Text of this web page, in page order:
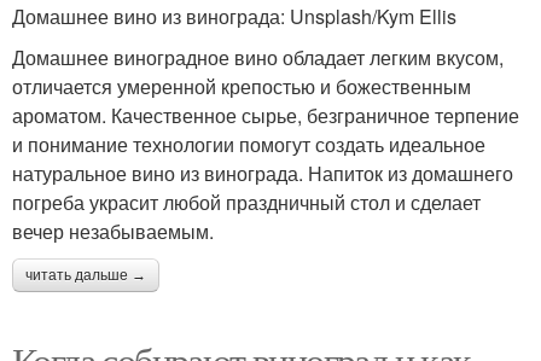
Домашнее вино из винограда: Unsplash/Kym Ellis
Домашнее виноградное вино обладает легким вкусом,
отличается умеренной крепостью и божественным
ароматом. Качественное сырье, безграничное терпение
и понимание технологии помогут создать идеальное
натуральное вино из винограда. Напиток из домашнего
погреба украсит любой праздничный стол и сделает
вечер незабываемым.
читать дальше →